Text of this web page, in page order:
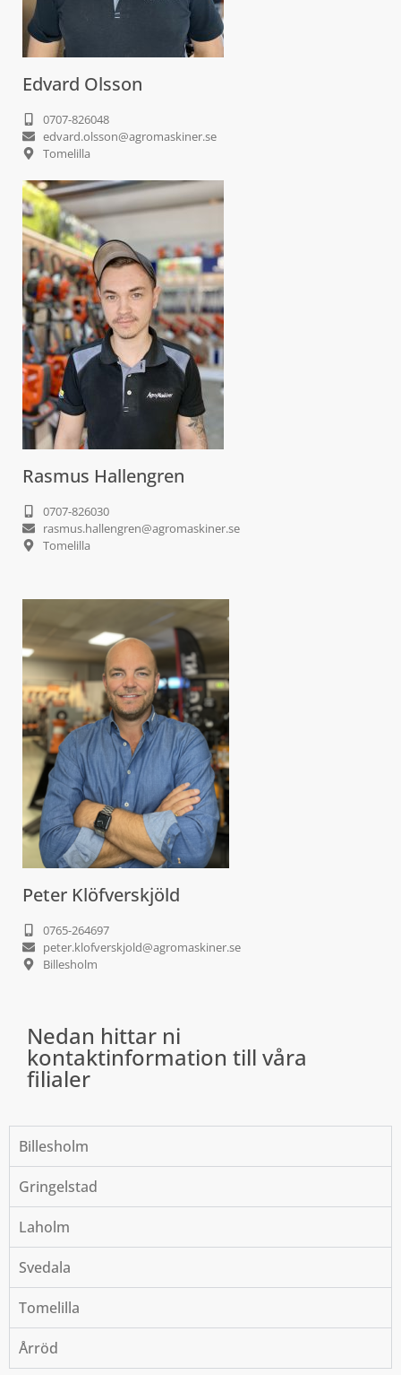
Edvard Olsson
0707-826048
edvard.olsson@agromaskiner.se
Tomelilla
Rasmus Hallengren
0707-826030
rasmus.hallengren@agromaskiner.se
Tomelilla
Peter Klöfverskjöld
0765-264697
peter.klofverskjold@agromaskiner.se
Billesholm
Nedan hittar ni
kontaktinformation till våra
filialer
Billesholm
Gringelstad
Laholm
Svedala
Tomelilla
Årröd